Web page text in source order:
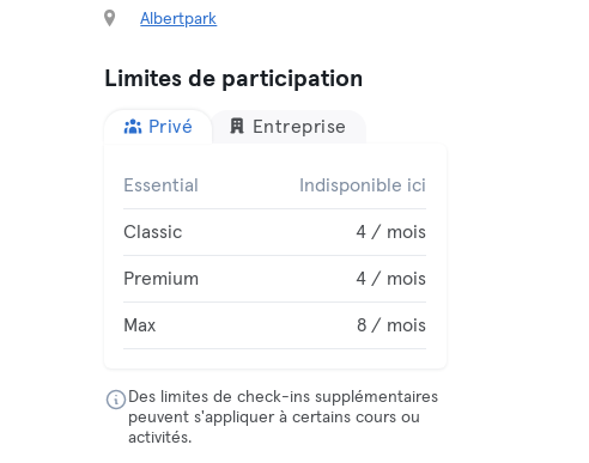
Albertpark
Limites de participation
Privé Entreprise
Essential Indisponible ici
Classic 4 / mois
Premium 4 / mois
Max 8 / mois
Des limites de check-ins supplémentaires
peuvent s'appliquer à certains cours ou
activités.